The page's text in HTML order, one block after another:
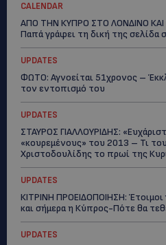
CALENDAR
ΑΠΟ ΤΗΝ ΚΥΠΡΟ ΣΤΟ ΛΟΝΔΙΝΟ ΚΑΙ
Παπά γράφει τη δική της σελίδα
UPDATES
ΦΩΤΟ: Αγνοείται 51χρονος –
τον εντοπισμό του
UPDATES
ΣΤΑΥΡΟΣ ΓΙΑΛΛΟΥΡΙΔΗΣ:
«κουρεμένους» του 2013 – Τι
Χριστοδουλίδης το πρωί της
UPDATES
ΚΙΤΡΙΝΗ ΠΡΟΕΙΔΟΠΟΙΗΣΗ:
και σήμερα η Κύπρος-Πότε θα
UPDATES